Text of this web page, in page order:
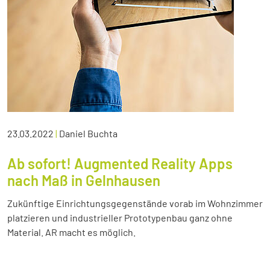
23.03.2022 | Daniel Buchta
Ab sofort! Augmented Reality Apps
nach Maß in Gelnhausen
Zukünftige Einrichtungsgegenstände vorab im Wohnzimmer
platzieren und industrieller Prototypenbau ganz ohne
Material. AR macht es möglich.